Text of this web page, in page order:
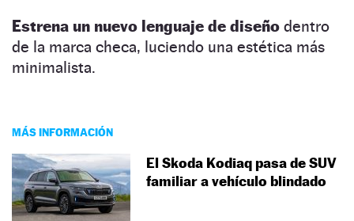
Estrena un nuevo lenguaje de diseño dentro
de la marca checa, luciendo una estética más
minimalista.
MÁS INFORMACIÓN
El Skoda Kodiaq pasa de SUV
familiar a vehículo blindado